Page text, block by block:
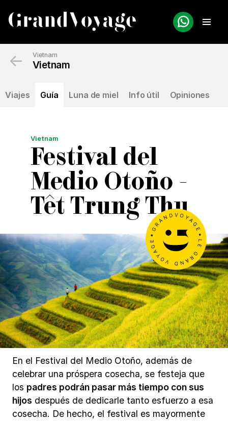
Vietnam
Vietnam
Viajes Guía Luna de miel Info útil Opiniones
←
Vietnam
Festival del
Medio Otoño -
Têt Trung Thu
En el Festival del Medio Otoño, además de
celebrar una próspera cosecha, se festeja que
los padres podrán pasar más tiempo con sus
hijos después de dedicarle tanto esfuerzo a esa
cosecha. De hecho, el festival es mayormente